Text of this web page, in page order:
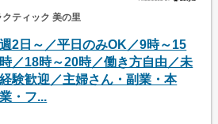
ティック 美の里
週2日～／平日のみOK／9時～15
時／18時～20時／働き方自由／未
経験歓迎／主婦さん・副業・本
業・フ...